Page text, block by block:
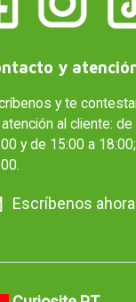
y
y te
al cliente:
y de 15:00 a
Escríbenos ahora